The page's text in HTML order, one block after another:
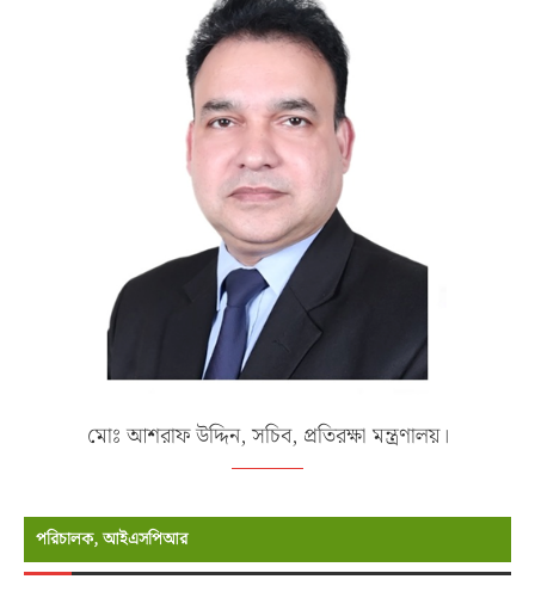
মোঃ আশরাফ উদ্দিন, সচিব, প্রতিরক্ষা মন্ত্রণালয়।
পরিচালক, আইএসপিআর